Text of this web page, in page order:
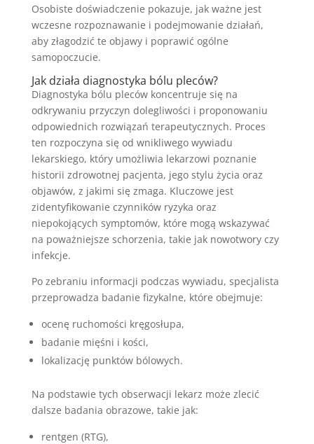
Osobiste doświadczenie pokazuje, jak ważne jest
wczesne rozpoznawanie i podejmowanie działań,
aby złagodzić te objawy i poprawić ogólne
samopoczucie.
Jak działa diagnostyka bólu pleców?
Diagnostyka bólu pleców koncentruje się na
odkrywaniu przyczyn dolegliwości i proponowaniu
odpowiednich rozwiązań terapeutycznych. Proces
ten rozpoczyna się od wnikliwego wywiadu
lekarskiego, który umożliwia lekarzowi poznanie
historii zdrowotnej pacjenta, jego stylu życia oraz
objawów, z jakimi się zmaga. Kluczowe jest
zidentyfikowanie czynników ryzyka oraz
niepokojących symptomów, które mogą wskazywać
na poważniejsze schorzenia, takie jak nowotwory czy
infekcje.
Po zebraniu informacji podczas wywiadu, specjalista
przeprowadza badanie fizykalne, które obejmuje:
ocenę ruchomości kręgosłupa,
badanie mięśni i kości,
lokalizację punktów bólowych.
Na podstawie tych obserwacji lekarz może zlecić
dalsze badania obrazowe, takie jak:
rentgen (RTG),